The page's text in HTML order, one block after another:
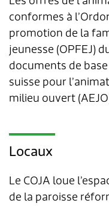
conformes à
promotion de la
jeunesse (OPFEJ)
documents de
suisse pour
milieu ouvert
Locaux
Le COJA loue
de la paroisse
Association des
Gastronomie
Location
Autorisation
Assurances
Affaires sociales
Impôts
Aménagement
locale
Cadastre RDPPF
Environnement
Energie & eau
Paroisses
Communes
Lengnauer
Département des
Service social
Dép. de la
Centre d'entretien
Administration
Services de A à Z
Répertoire
Contact & heures